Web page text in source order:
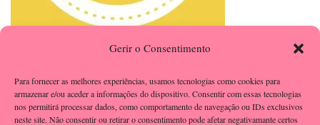
Gerir o Consentimento
Para fornecer as melhores experiências, usamos tecnologias como cookies para
armazenar e/ou aceder a informações do dispositivo. Consentir com essas tecnologias
nos permitirá processar dados, como comportamento de navegação ou IDs exclusivos
neste site. Não consentir ou retirar o consentimento pode afetar negativamante certos